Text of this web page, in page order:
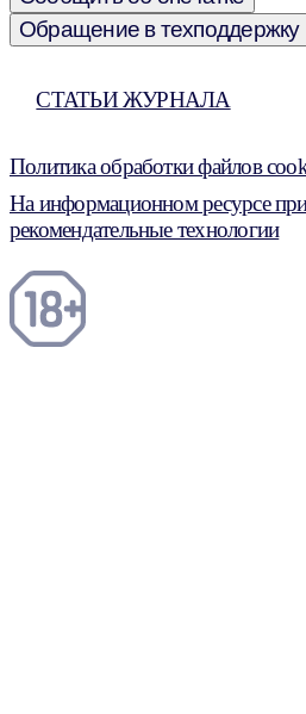
Обращение в техподдержку
СТАТЬИ ЖУРНАЛА
Политика обработки файлов
На информационном ресурсе
рекомендательные технологии